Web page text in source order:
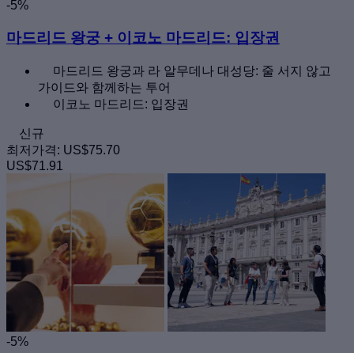
-5%
마드리드 왕궁 + 이코노 마드리드: 입장권
마드리드 왕궁과 라 알무데나 대성당: 줄 서지 않고
가이드와 함께하는 투어
이코노 마드리드: 입장권
신규
최저가격: US$75.70
US$71.91
-5%